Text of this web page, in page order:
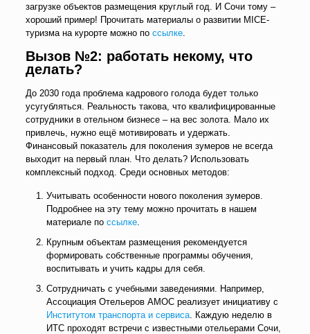
загрузке объектов размещения круглый год. И Сочи тому –
хороший пример! Прочитать материалы о развитии MICE-
туризма на курорте можно по ссылке.
Вызов №2: работать некому, что
делать?
До 2030 года проблема кадрового голода будет только
усугубляться. Реальность такова, что квалифицированные
сотрудники в отельном бизнесе – на вес золота. Мало их
привлечь, нужно ещё мотивировать и удержать.
Финансовый показатель для поколения зумеров не всегда
выходит на первый план. Что делать? Использовать
комплексный подход. Среди основных методов:
Учитывать особенности нового поколения зумеров.
Подробнее на эту тему можно прочитать в нашем
материале по ссылке.
Крупным объектам размещения рекомендуется
формировать собственные программы обучения,
воспитывать и учить кадры для себя.
Сотрудничать с учебными заведениями. Например,
Ассоциация Отельеров АМОС реализует инициативу с
Институтом транспорта и сервиса. Каждую неделю в
ИТС проходят встречи с известными отельерами Сочи,